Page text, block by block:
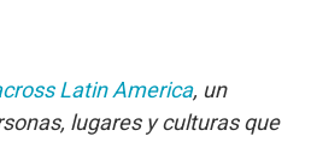
Latin America, un
lugares y culturas que